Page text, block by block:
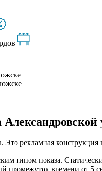
рекламная конструкция
типом показа.
промежуток времени